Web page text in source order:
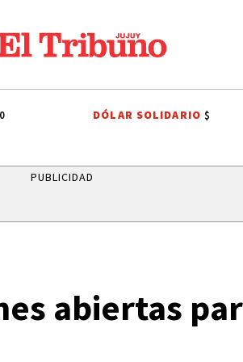
PRIMERA NACIONAL LIGA
DÓLAR SOLIDARIO$
PUBLICIDAD
abiertas